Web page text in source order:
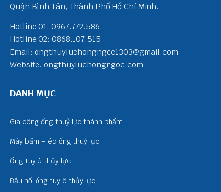
Quận Bình Tân, Thành Phố Hồ Chí Minh.
Hotline 01: 0967.772.586
Hotline 02: 0868.107.515
Email: ongthuyluchongngoc1303@gmail.com
Website: ongthuyluchongngoc.com
DANH MỤC
Gia công ống thuỷ lực thành phẩm
Máy bấm – ép ống thuỷ lực
Ống tuy ô thủy lực
Đầu nối ống tuy ô thủy lực